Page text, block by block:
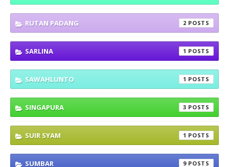
RUTAN PADANG 2
SARLINA 1
SAWAHLUNTO 1
SINGAPURA 3
SUIR SYAM 1
SUMBAR 9